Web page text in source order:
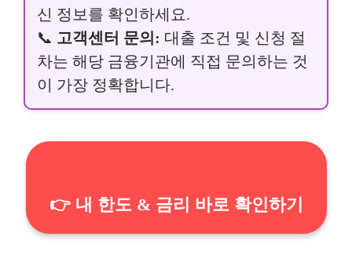
신 정보를 확인하세요.
📞 고객센터 문의: 대출 조건 및 신청 절
차는 해당 금융기관에 직접 문의하는 것
이 가장 정확합니다.
👉 내 한도 & 금리 바로 확인하기